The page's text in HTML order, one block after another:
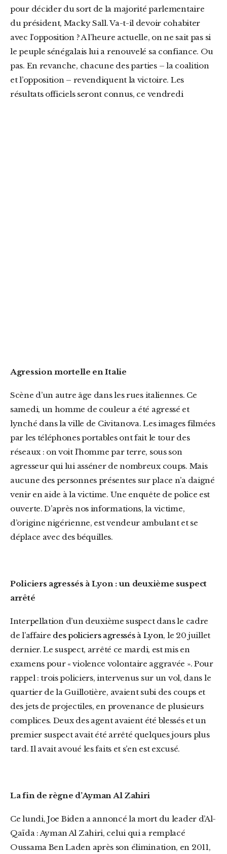
pour décider du sort de la majorité parlementaire
du président, Macky Sall. Va-t-il devoir cohabiter
avec l’opposition ? A l’heure actuelle, on ne sait pas si
le peuple sénégalais lui a renouvelé sa confiance. Ou
pas. En revanche, chacune des parties – la coalition
et l’opposition – revendiquent la victoire. Les
résultats officiels seront connus, ce vendredi
Agression mortelle en Italie
Scène d’un autre âge dans les rues italiennes. Ce
samedi, un homme de couleur a été agressé et
lynché dans la ville de Civitanova. Les images filmées
par les téléphones portables ont fait le tour des
réseaux : on voit l’homme par terre, sous son
agresseur qui lui asséner de nombreux coups. Mais
aucune des personnes présentes sur place n’a daigné
venir en aide à la victime. Une enquête de police est
ouverte. D’après nos informations, la victime,
d’origine nigérienne, est vendeur ambulant et se
déplace avec des béquilles.
Policiers agressés à Lyon : un deuxième suspect
arrêté
Interpellation d’un deuxième suspect dans le cadre
de l’affaire des policiers agressés à Lyon, le 20 juillet
dernier.Le suspect, arrêté ce mardi, est mis en
examens pour « violence volontaire aggravée ». Pour
rappel : trois policiers, intervenus sur un vol, dans le
quartier de la Guillotière, avaient subi des coups et
des jets de projectiles, en provenance de plusieurs
complices. Deux des agent avaient été blessés et un
premier suspect avait été arrêté quelques jours plus
tard. Il avait avoué les faits et s’en est excusé.
La fin de règne d’Ayman Al Zahiri
Ce lundi, Joe Biden a annoncé la mort du leader d’Al-
Qaïda : Ayman Al Zahiri, celui qui a remplacé
Oussama Ben Laden après son élimination, en 2011,